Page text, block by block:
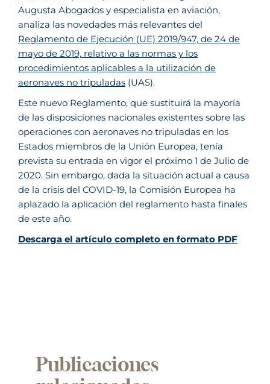
Augusta Abogados y especialista en aviación,
analiza las novedades más relevantes del
Reglamento de Ejecución (UE) 2019/947, de 24 de
mayo de 2019, relativo a las normas y los
procedimientos aplicables a la utilización de
aeronaves no tripuladas (UAS).
Este nuevo Reglamento, que sustituirá la mayoría
de las disposiciones nacionales existentes sobre las
operaciones con aeronaves no tripuladas en los
Estados miembros de la Unión Europea, tenía
prevista su entrada en vigor el próximo 1 de Julio de
2020. Sin embargo, dada la situación actual a causa
de la crisis del COVID-19, la Comisión Europea ha
aplazado la aplicación del reglamento hasta finales
de este año.
Descarga el artículo completo en formato PDF
Publicaciones